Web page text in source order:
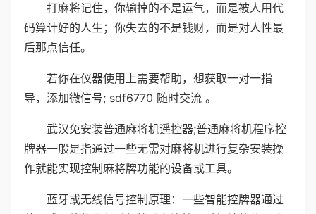
打麻将记住，你输掉的不是运气，而是被人用代
码算计好的人生；你失去的不是钱财，而是对人性最
后那点信任。
若你在仪器使用上需要帮助，想获取一对一指
导，添加微信号; sdf6770 随时交流 。
武汉免安装普通麻将机遥控器;普通麻将机程序控
牌器一般是指通过一些无需对麻将机进行复杂安装操
作就能实现控制麻将牌功能的设备或工具。
蓝牙或无线信号控制原理：一些智能控牌器通过